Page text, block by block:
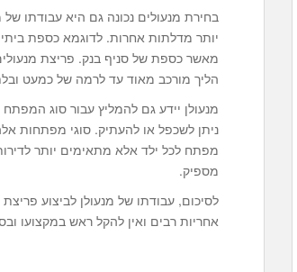
בחירת מנעולים נכונה גם היא עבודתו
יותר מדלתות אחרות. לדוגמא כספת
מאשר כספת של סניף בנק. פריצת
הליך מורכב מאוד עד לרמה של כמעט
מנעולן יידע גם להמליץ עבור סוג
ניתן לשכפל או להעתיק. סוגי מפתחות
מפתח לכל ילד אלא מתאימים יותר
מספיק.
לסיכום, עבודתו של מנעולן לביצוע
אחריות רבים ואין להקל ראש במקצועו